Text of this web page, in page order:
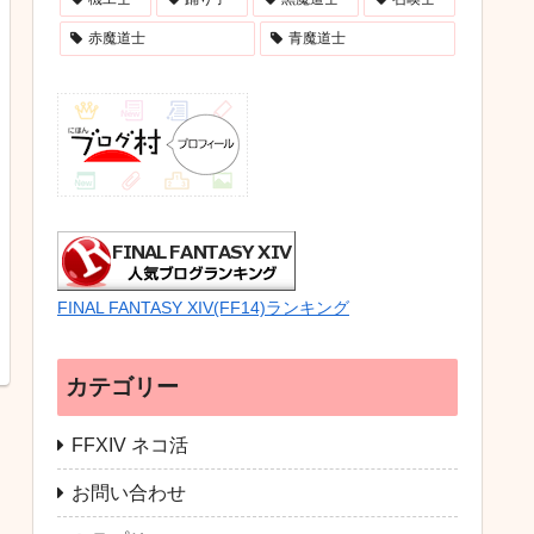
赤魔道士 青魔道士
FINAL FANTASY XIV(FF14)ランキング
カテゴリー
FFXIV ネコ活
お問い合わせ